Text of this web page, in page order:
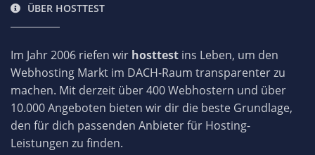
ÜBER HOSTTEST
Im Jahr 2006 riefen wir hosttest ins Leben, um den
Webhosting Markt im DACH-Raum transparenter zu
machen. Mit derzeit über 400 Webhostern und über
10.000 Angeboten bieten wir dir die beste Grundlage,
den für dich passenden Anbieter für Hosting-
Leistungen zu finden.